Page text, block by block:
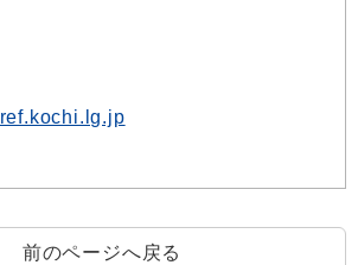
前のページへ戻る